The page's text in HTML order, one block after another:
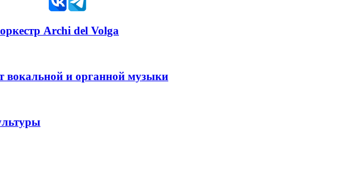
Archi del Volga
вокальной и органной музыки